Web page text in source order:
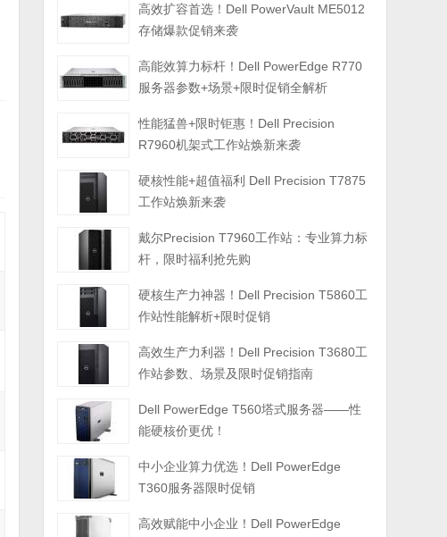
高效扩容首选！Dell PowerVault ME5012
存储爆款促销来袭
高能效算力标杆！Dell PowerEdge R770
服务器参数+场景+限时促销全解析
性能猛兽+限时钜惠！Dell Precision
R7960机架式工作站焕新来袭
硬核性能+超值福利 Dell Precision T7875
工作站焕新来袭
戴尔Precision T7960工作站：专业算力标
杆，限时福利抢先购
硬核生产力神器！Dell Precision T5860工
作站性能解析+限时促销
高效生产力利器！Dell Precision T3680工
作站参数、场景及限时促销指南
Dell PowerEdge T560塔式服务器——性
能硬核价更优！
中小企业算力优选！Dell PowerEdge
T360服务器限时促销
高效赋能中小企业！Dell PowerEdge